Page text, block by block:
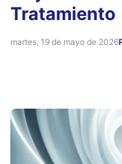
Tratamiento
martes, 19 de mayo de 2026